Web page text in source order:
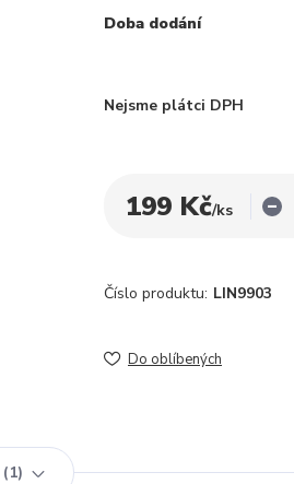
Doba dodání
Nejsme plátci DPH
199 Kč/ks
Číslo produktu: LIN9903
Do oblíbených
1